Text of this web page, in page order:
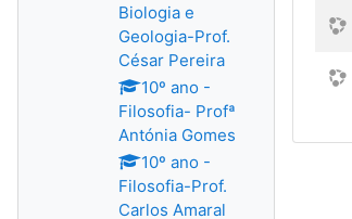
Biologia e
Geologia-Prof.
César Pereira
10º ano -
Filosofia- Profª
Antónia Gomes
10º ano -
Filosofia-Prof.
Carlos Amaral